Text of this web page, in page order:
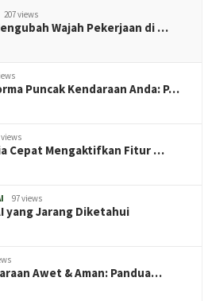
207 views
Wajah Pekerjaan di …
Puncak Kendaraan Anda: P…
views
Cepat Mengaktifkan Fitur …
97 views
yang Jarang Diketahui
Awet & Aman: Pandua…